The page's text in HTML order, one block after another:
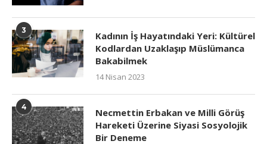
3
Kadının İş Hayatındaki Yeri: Kültürel
Kodlardan Uzaklaşıp Müslümanca
Bakabilmek
14 Nisan 2023
4
Necmettin Erbakan ve Milli Görüş
Hareketi Üzerine Siyasi Sosyolojik
Bir Deneme